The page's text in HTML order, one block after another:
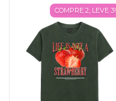
COMPRE 2, LEVE 3!